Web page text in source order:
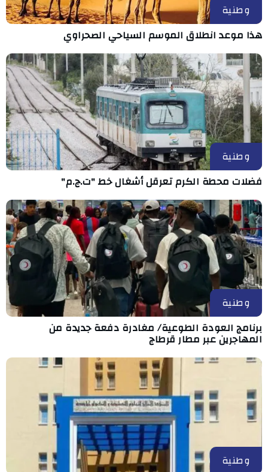
وطنية
هذا موعد انطلاق الموسم السياحي الصحراوي
وطنية
فضلات محطة الكرم تعرقل أشغال خط "ت.ج.م"
وطنية
برنامج العودة الطوعية/ مغادرة دفعة جديدة من
المهاجرين عبر مطار قرطاج
وطنية